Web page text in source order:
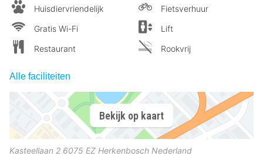
Huisdiervriendelijk
Gratis Wi-Fi
Restaurant
Fietsverhuur
Lift
Rookvrij
Alle faciliteiten
Bekijk op kaart
Kasteellaan 2 6075 EZ Herkenbosch Nederland